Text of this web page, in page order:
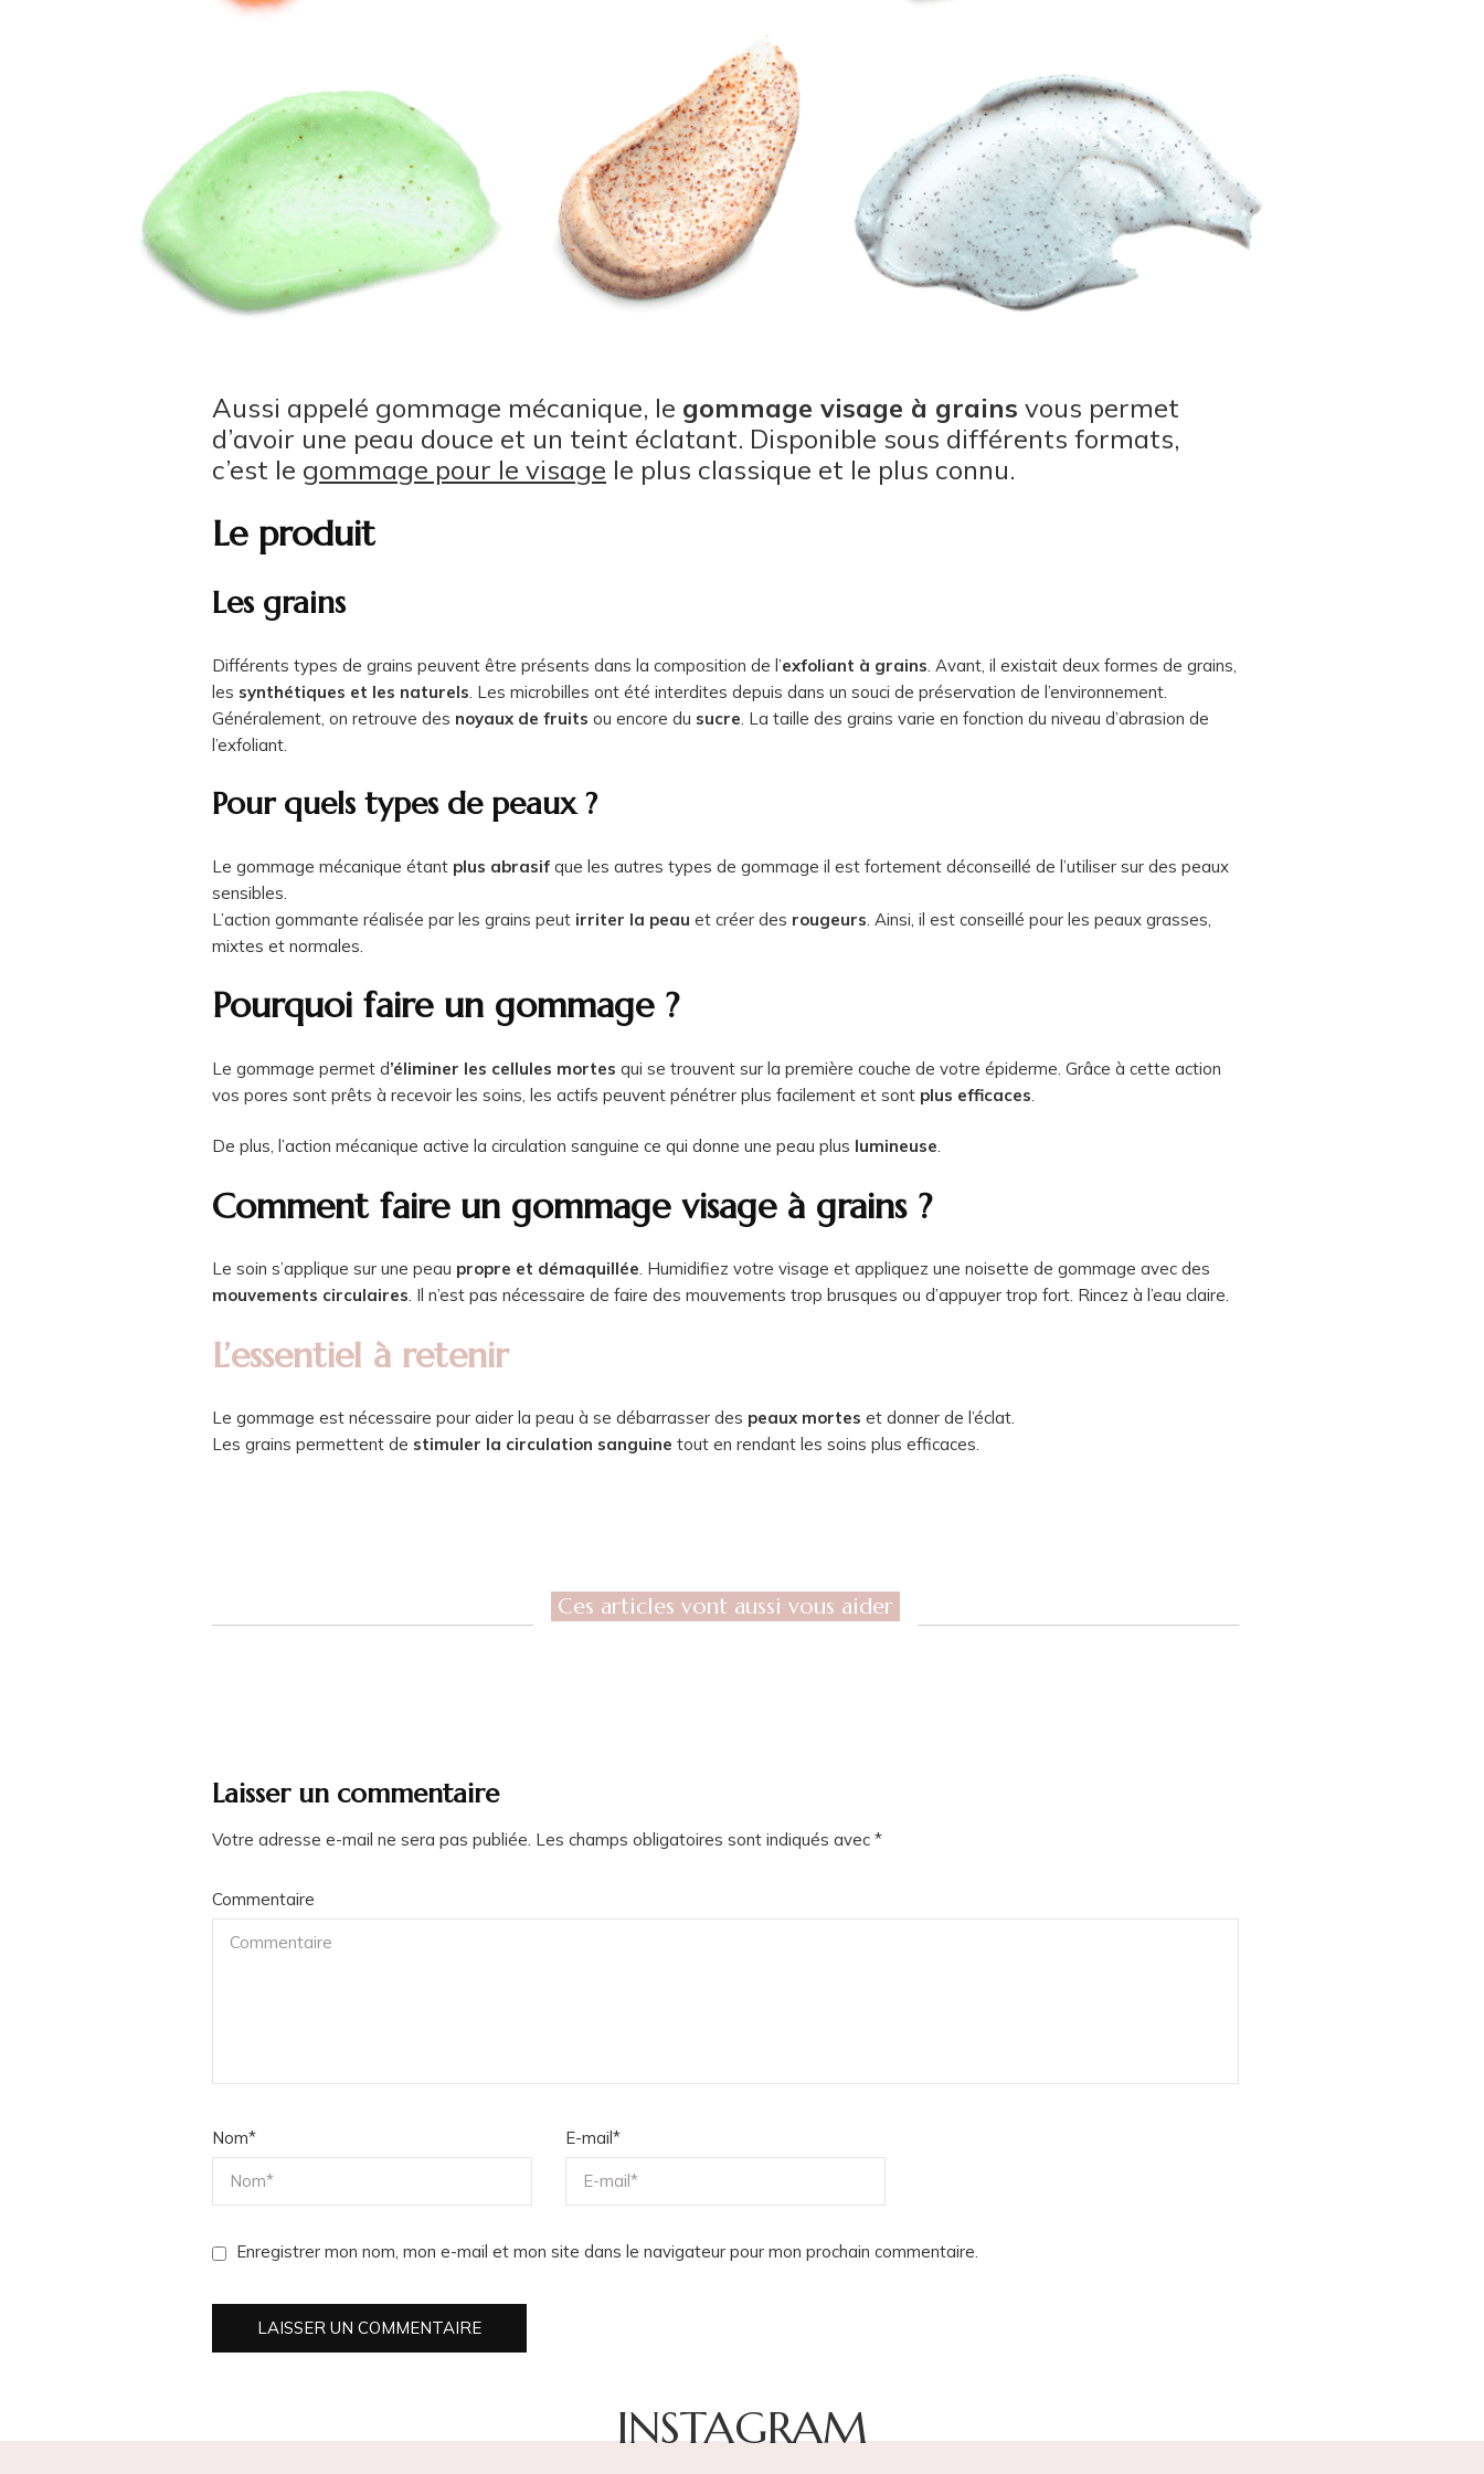
Aussi appelé gommage mécanique, le gommage visage à grains vous permet
d’avoir une peau douce et un teint éclatant. Disponible sous différents formats,
c’est le gommage pour le visage le plus classique et le plus connu.
Le produit
Les grains
Différents types de grains peuvent être présents dans la composition de l’exfoliant à grains. Avant, il existait deux formes de grains,
les synthétiques et les naturels. Les microbilles ont été interdites depuis dans un souci de préservation de l’environnement.
Généralement, on retrouve des noyaux de fruits ou encore du sucre. La taille des grains varie en fonction du niveau d’abrasion de
l’exfoliant.
Pour quels types de peaux ?
Le gommage mécanique étant plus abrasif que les autres types de gommage il est fortement déconseillé de l’utiliser sur des peaux
sensibles.
L’action gommante réalisée par les grains peut irriter la peau et créer des rougeurs . Ainsi, il est conseillé pour les peaux grasses,
mixtes et normales.
Pourquoi faire un gommage ?
Le gommage permet d’éliminer les cellules mortes qui se trouvent sur la première couche de votre épiderme. Grâce à cette action
vos pores sont prêts à recevoir les soins, les actifs peuvent pénétrer plus facilement et sont plus efficaces
De plus, l’action mécanique active la circulation sanguine ce qui donne une peau plus lumineuse.
Comment faire un gommage visage à grains ?
Le soin s’applique sur une peau propre et démaquillée. Humidifiez votre visage et appliquez une noisette de gommage avec des
mouvements circulaires. Il n’est pas nécessaire de faire des mouvements trop brusques ou d’appuyer trop fort. Rincez à l’eau claire.
L’essentiel à retenir
Le gommage est nécessaire pour aider la peau à se débarrasser des peaux mortes et donner de l’éclat.
Les grains permettent de stimuler la circulation sanguine tout en rendant les soins plus efficaces.
Ces articles vont aussi vous aider
Laisser un commentaire
Votre adresse e-mail ne sera pas publiée. Les champs obligatoires sont indiqués avec *
Commentaire
Nom* E-mail *
Enregistrer mon nom, mon e-mail et mon site dans le navigateur pour mon prochain commentaire.
INSTAGRAM